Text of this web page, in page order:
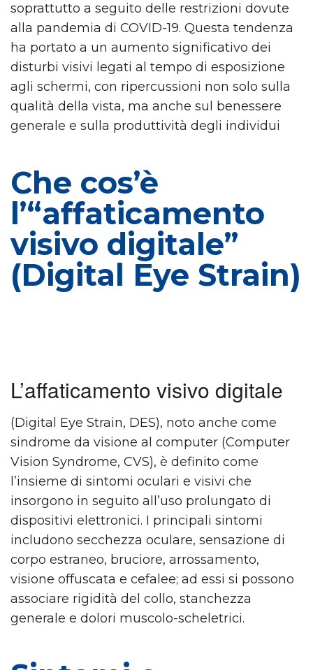
soprattutto a seguito delle restrizioni dovute
alla pandemia di COVID-19. Questa tendenza
ha portato a un aumento significativo dei
disturbi visivi legati al tempo di esposizione
agli schermi, con ripercussioni non solo sulla
qualità della vista, ma anche sul benessere
generale e sulla produttività degli individui
Che cos’è
l’“affaticamento
visivo digitale”
(Digital Eye Strain)
L’affaticamento visivo digitale
(Digital Eye Strain, DES), noto anche come
sindrome da visione al computer (Computer
Vision Syndrome, CVS), è definito come
l’insieme di sintomi oculari e visivi che
insorgono in seguito all’uso prolungato di
dispositivi elettronici. I principali sintomi
includono secchezza oculare, sensazione di
corpo estraneo, bruciore, arrossamento,
visione offuscata e cefalee; ad essi si possono
associare rigidità del collo, stanchezza
generale e dolori muscolo-scheletrici.